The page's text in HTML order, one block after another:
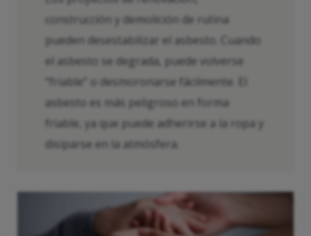
construcción y demolición de rutina
pueden desestabilizar el asbesto. Cuando
el asbesto se degrada, puede volverse
“friable” o desmoronarse fácilmente. El
asbesto es más peligroso en forma
friable, ya que puede adherirse a la ropa y
disiparse en la atmósfera.